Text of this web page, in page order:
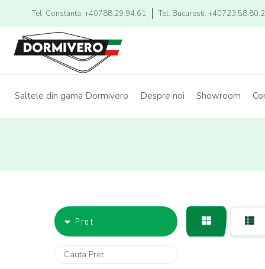
Tel. Constanta: +40788.29.94.61 Tel. Bucuresti:
Saltele din gama Dormivero Despre noi Showroom
Pret